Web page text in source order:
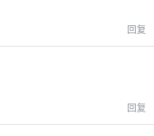
回复
回复